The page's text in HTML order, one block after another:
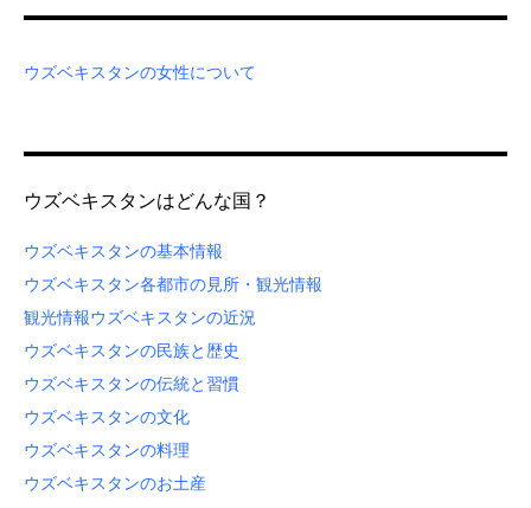
ウズベキスタンの女性について
ウズベキスタンはどんな国？
ウズベキスタンの基本情報
ウズベキスタン各都市の見所・観光情報
観光情報ウズベキスタンの近況
ウズベキスタンの民族と歴史
ウズベキスタンの伝統と習慣
ウズベキスタンの文化
ウズベキスタンの料理
ウズベキスタンのお土産